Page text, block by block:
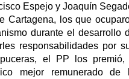
Espejo y Joaquín
Cartagena, los que
durante el desarrollo
responsabilidades por
el PP los premió,
mejor remunerado de